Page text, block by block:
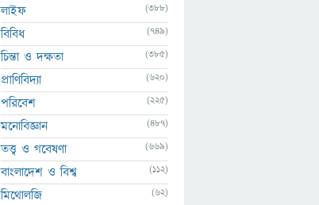
লাইফ (388)
বিবিধ (749)
চিন্তা ও দক্ষতা (385)
প্রাণিবিদ্যা (620)
পরিবেশ (225)
মনোবিজ্ঞান (487)
তত্ত্ব ও গবেষণা (669)
বাংলাদেশ ও বিশ্ব (112)
মিথোলজি (62)